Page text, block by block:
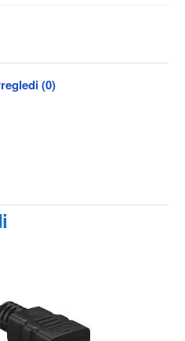
(0)